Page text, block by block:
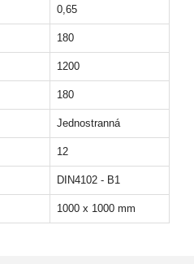
0,65
180
1200
180
Jednostranná
12
DIN4102 - B1
1000 x 1000 mm